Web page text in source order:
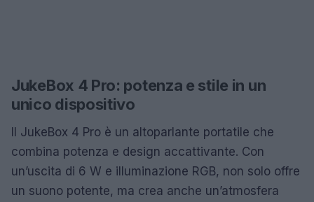
JukeBox 4 Pro: potenza e stile in un
unico dispositivo
Il JukeBox 4 Pro è un altoparlante portatile che
combina potenza e design accattivante. Con
un’uscita di 6 W e illuminazione RGB, non solo offre
un suono potente, ma crea anche un’atmosfera